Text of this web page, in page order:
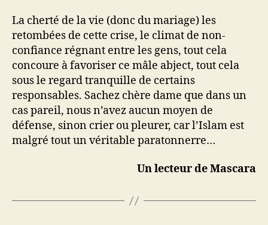
La cherté de la vie (donc du mariage) les
retombées de cette crise, le climat de non-
confiance régnant entre les gens, tout cela
concoure à favoriser ce mâle abject, tout cela
sous le regard tranquille de certains
responsables. Sachez chère dame que dans un
cas pareil, nous n’avez aucun moyen de
défense, sinon crier ou pleurer, car l’Islam est
malgré tout un véritable paratonnerre…
Un lecteur de Mascara